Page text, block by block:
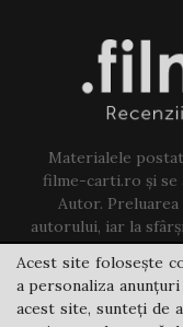
Materialele
filme-carti.ro și se
Autor.
autorului, iar la
existe
Acest site folosește
a personaliza
acest site, sunteți de